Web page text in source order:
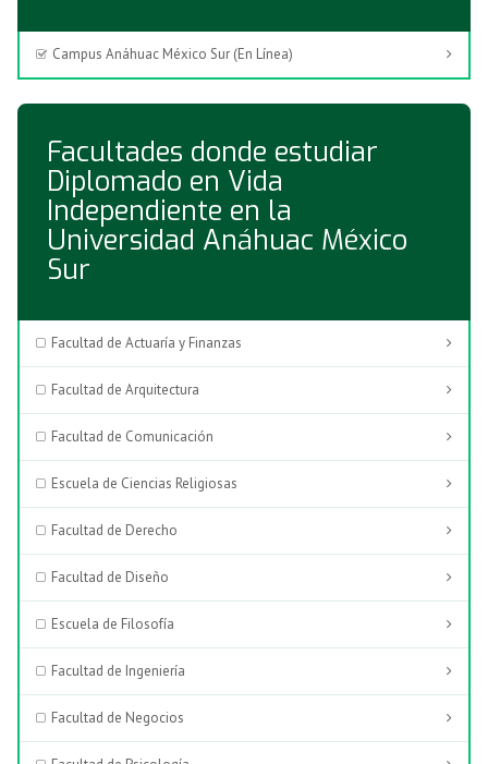
Campus Anáhuac México Sur (En Línea)
Facultades donde estudiar
Diplomado en Vida
Independiente en la
Universidad Anáhuac México
Sur
Facultad de Actuaría y Finanzas
Facultad de Arquitectura
Facultad de Comunicación
Escuela de Ciencias Religiosas
Facultad de Derecho
Facultad de Diseño
Escuela de Filosofía
Facultad de Ingeniería
Facultad de Negocios